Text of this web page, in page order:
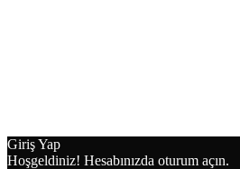
Giriş Yap
Hoşgeldiniz! Hesabınızda oturum açın.